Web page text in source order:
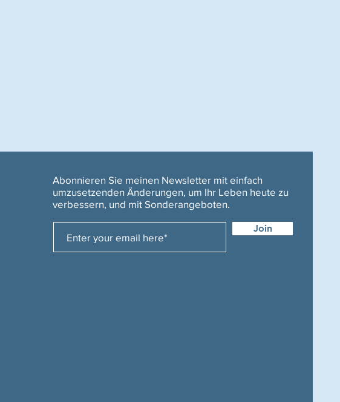
Abonnieren Sie meinen Newsletter mit einfach
umzusetzenden Änderungen, um Ihr Leben heute zu
verbessern, und mit Sonderangeboten.
Join